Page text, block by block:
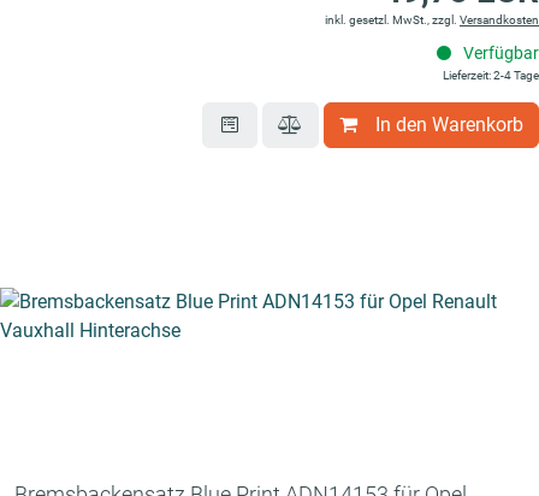
inkl. gesetzl. MwSt., zzgl. Versandkosten
Verfügbar
Lieferzeit: 2-4 Tage
In den Warenkorb